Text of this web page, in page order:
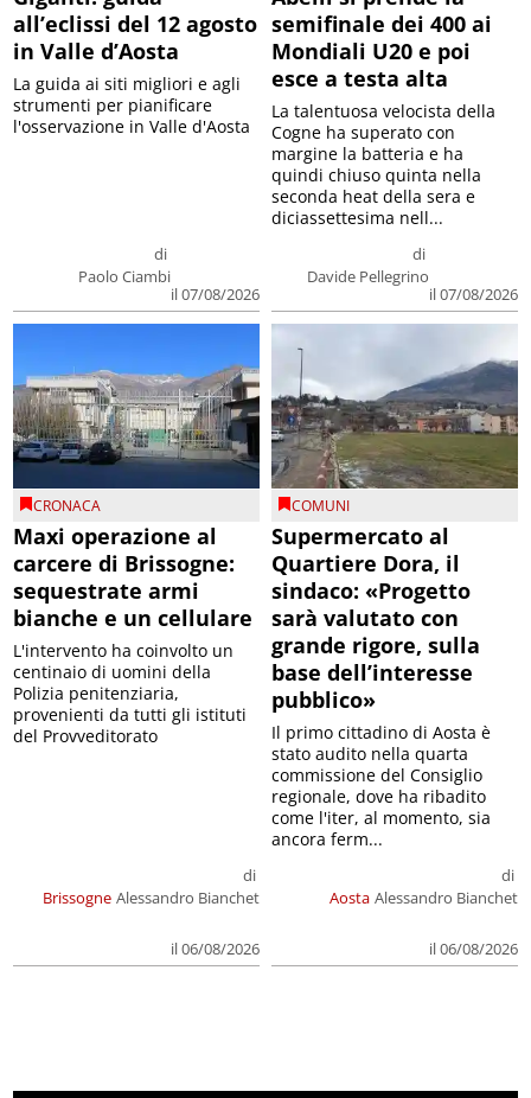
all’eclissi del 12 agosto
in Valle d’Aosta
di
Paolo Ciambi
il 07/08/2026
La guida ai siti migliori e agli
strumenti per pianificare
l'osservazione in Valle d'Aosta
semifinale dei 400 ai
Mondiali U20 e poi
esce a testa alta
di
Davide Pellegrino
il 07/08/2026
La talentuosa velocista della
Cogne ha superato con
margine la batteria e ha
quindi chiuso quinta nella
seconda heat della sera e
diciassettesima nell...
CRONACA
Maxi operazione al
carcere di Brissogne:
sequestrate armi
bianche e un cellulare
Brissogne
di
Alessandro Bianchet
il 06/08/2026
L'intervento ha coinvolto un
centinaio di uomini della
Polizia penitenziaria,
provenienti da tutti gli istituti
del Provveditorato
COMUNI
Supermercato al
Quartiere Dora, il
sindaco: «Progetto
sarà valutato con
grande rigore, sulla
base dell’interesse
pubblico»
Aosta
di
Alessandro Bianchet
il 06/08/2026
Il primo cittadino di Aosta è
stato audito nella quarta
commissione del Consiglio
regionale, dove ha ribadito
come l'iter, al momento, sia
ancora ferm...